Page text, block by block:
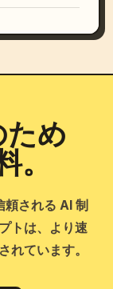
め
される AI 制
トは、より速
れています。